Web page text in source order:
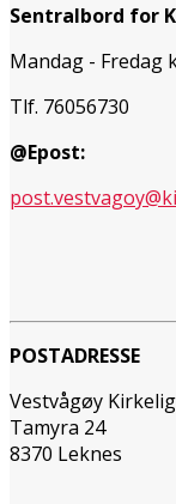
Sentralbord for
Mandag - Fredag
Tlf. 76056730
@Epost:
POSTADRESSE
Vestvågøy
Tamyra 24
8370 Leknes